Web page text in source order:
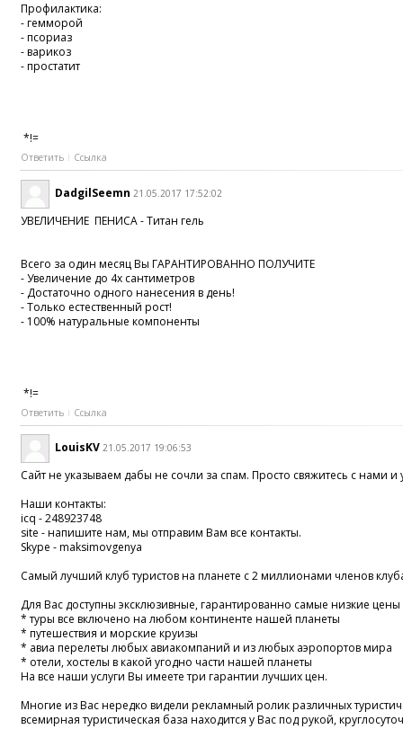
Профилактика:
- гемморой
- псориаз
- варикоз
- простатит
*!=
Ответить Ссылка
DadgilSeemn 21.05.2017 17:52:02
УВЕЛИЧЕНИЕ ПЕНИСА - Титан гель
Всего за один месяц Вы ГАРАНТИРОВАННО ПОЛУЧИТЕ
- Увеличение до 4х сантиметров
- Достаточно одного нанесения в день!
- Только естественный рост!
- 100% натуральные компоненты
*!=
Ответить Ссылка
LouisKV 21.05.2017 19:06:53
Сайт не указываем дабы не сочли за спам. Просто свяжитесь с нами
Наши контакты:
icq - 248923748
site - напишите нам, мы отправим Вам все контакты.
Skype - maksimovgenya
Самый лучший клуб туристов на планете с 2 миллионами членов
Для Вас доступны эксклюзивные, гарантированно самые низкие цены
* туры все включено на любом континенте нашей планеты
* путешествия и морские круизы
* авиа перелеты любых авиакомпаний и из любых аэропортов мира
* отели, хостелы в какой угодно части нашей планеты
На все наши услуги Вы имеете три гарантии лучших цен.
Многие из Вас нередко видели рекламный ролик различных
всемирная туристическая база находится у Вас под рукой,